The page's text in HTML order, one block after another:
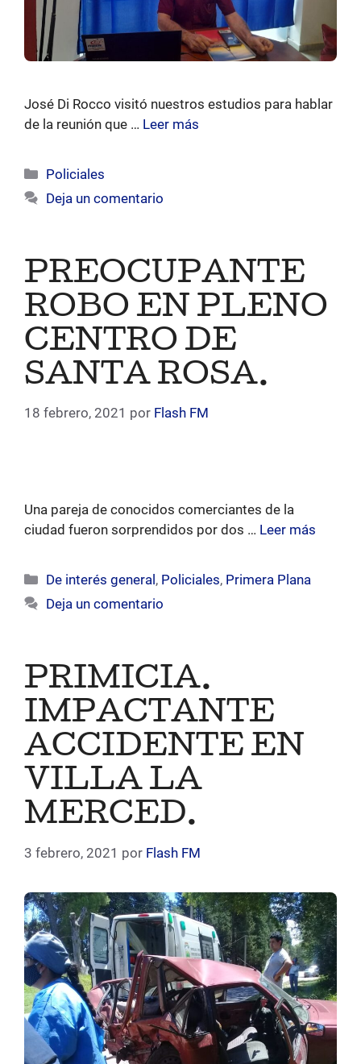
José Di Rocco visitó nuestros estudios para hablar
de la reunión que … Leer más
Categorías
Policiales
Deja un comentario
PREOCUPANTE
ROBO EN PLENO
CENTRO DE
SANTA ROSA.
18 febrero, 2021 por Flash FM
Una pareja de conocidos comerciantes de la
ciudad fueron sorprendidos por dos … Leer más
Categorías
De interés general , Policiales, Primera Plana
Deja un comentario
PRIMICIA.
IMPACTANTE
ACCIDENTE EN
VILLA LA
MERCED.
3 febrero, 2021 por Flash FM